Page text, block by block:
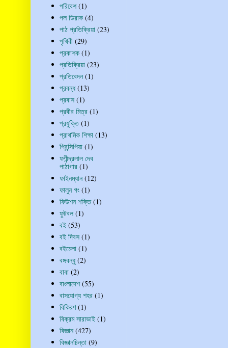
পরিবেশ (1)
পল ডিরাক (4)
পাঠ প্রতিক্রিয়া (23)
পৃথিবী (29)
প্রকাশক (1)
প্রতিক্রিয়া (23)
প্রতিবেদন (1)
প্রবন্ধ (13)
প্রবাস (1)
প্রবীর মিত্র (1)
প্রযুক্তি (1)
প্রাথমিক শিক্ষা (13)
প্রিন্সিপিয়া (1)
ফণীন্দ্রলাল দেব
পাঠাগার (1)
ফাইনম্যান (12)
ফালুন গং (1)
ফিউশন শক্তি (1)
ফুটবল (1)
বই (53)
বই দিবস (1)
বইমেলা (1)
বঙ্গবন্ধু (2)
বাবা (2)
বাংলাদেশ (55)
বাসযোগ্য শহর (1)
বিকিরণ (1)
বিক্রম সারাভাই (1)
বিজ্ঞান (427)
বিজ্ঞানচিন্তা (9)